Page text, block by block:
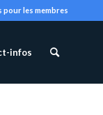
pour les membres
infos